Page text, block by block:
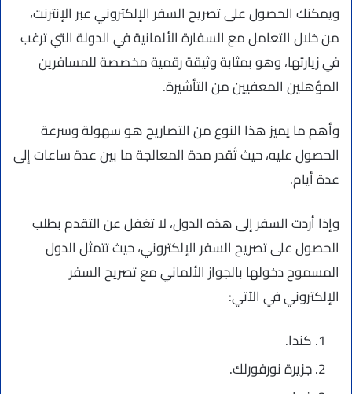
ويمكنك الحصول على تصريح السفر الإلكتروني عبر الإنترنت،
من خلال التعامل مع السفارة الألمانية في الدولة التي ترغب
في زيارتها، وهو بمثابة وثيقة رقمية مخصصة للمسافرين
المؤهلين المعفيين من التأشيرة.
وأهم ما يميز هذا النوع من التصاريح هو سهولة وسرعة
الحصول عليه، حيث تُقدر مدة المعالجة ما بين عدة ساعات إلى
عدة أيام.
وإذا أردت السفر إلى هذه الدول، لا تغفل عن التقدم بطلب
الحصول على تصريح السفر الإلكتروني، حيث تتمثل الدول
المسموح دخولها بالجواز الألماني مع تصريح السفر
الإلكتروني في الآتي:
كندا.
جزيرة نورفورلك.